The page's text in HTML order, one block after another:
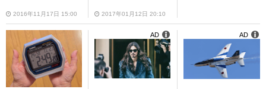
2016年11月17日 15:00 2017年01月12日 20:10
AD AD